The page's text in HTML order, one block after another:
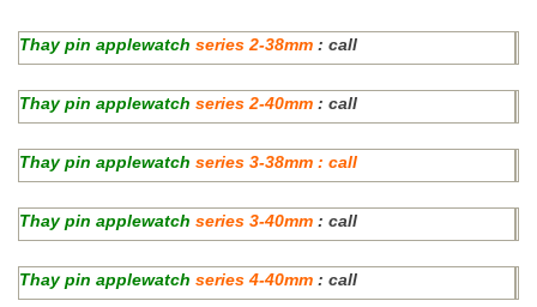
Thay pin applewatch series 2-38mm : call
Thay pin applewatch series 2-40mm : call
Thay pin applewatch series 3-38mm : call
Thay pin applewatch series 3-40mm : call
Thay pin applewatch series 4-40mm : call